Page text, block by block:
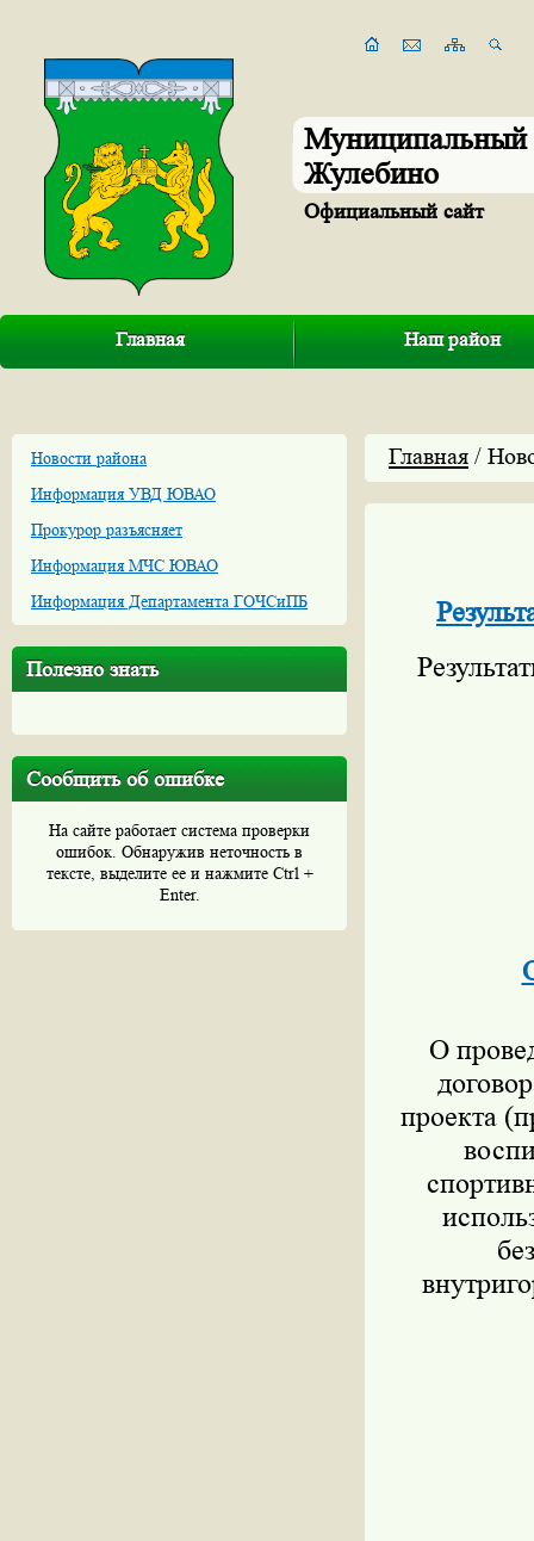
Муниципальный
Жулебино
Официальный сайт
Главная Наш район
Новости района
Информация УВД ЮВАО
Прокурор разъясняет
Информация МЧС ЮВАО
Информация Департамента ГОЧСиПБ
Полезно знать
Сообщить об ошибке
На сайте работает система проверки
ошибок. Обнаружив неточность в
тексте, выделите ее и нажмите Ctrl +
Enter.
Главная /
О
проекта